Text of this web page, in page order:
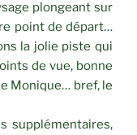
plongeant sur
point de départ…
la jolie piste qui
de vue, bonne
Monique… bref, le
supplémentaires,